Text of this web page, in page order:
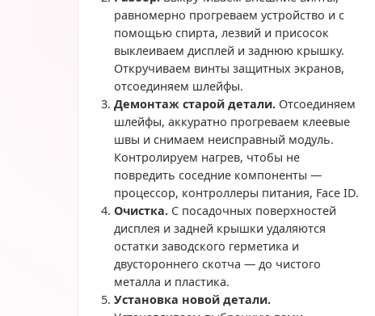
равномерно прогреваем устройство и с
помощью спирта, лезвий и присосок
выклеиваем дисплей и заднюю крышку.
Откручиваем винты защитных экранов,
отсоединяем шлейфы.
Демонтаж старой детали. Отсоединяем
шлейфы, аккуратно прогреваем клеевые
швы и снимаем неисправный модуль.
Контролируем нагрев, чтобы не
повредить соседние компоненты —
процессор, контроллеры питания, Face ID.
Очистка. С посадочных поверхностей
дисплея и задней крышки удаляются
остатки заводского герметика и
двустороннего скотча — до чистого
металла и пластика.
Установка новой детали.